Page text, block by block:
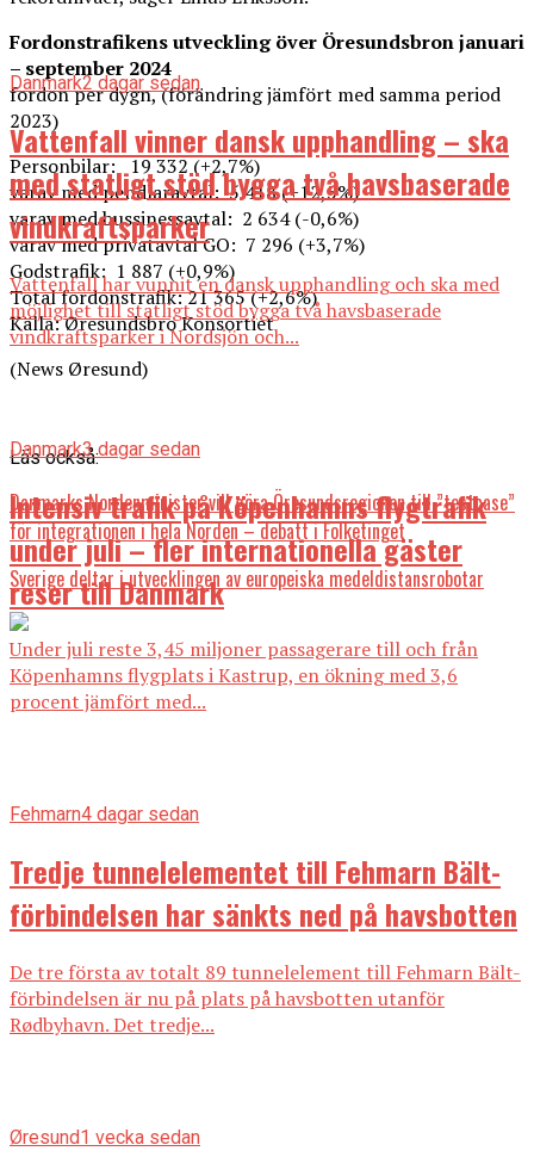
Fordonstrafikens utveckling över Öresundsbron januari
– september 2024
fordon per dygn, (förändring jämfört med samma period
2023)
Personbilar: 19 332 (+2,7%)
varav med pendlaravtal: 5 418 (+12,5%)
varav med bussinessavtal: 2 634 (-0,6%)
varav med privatavtal GO: 7 296 (+3,7%)
Godstrafik: 1 887 (+0,9%)
Total fordonstrafik: 21 365 (+2,6%)
Källa: Øresundsbro Konsortiet
(News Øresund)
Läs också:
Danmarks Nordenminister vill göra Öresundsregionen till ”testcase”
för integrationen i hela Norden – debatt i Folketinget
Sverige deltar i utvecklingen av europeiska medeldistansrobotar
Danmark2 dagar sedan
Vattenfall vinner dansk upphandling – ska
med statligt stöd bygga två havsbaserade
vindkraftsparker
Vattenfall har vunnit en dansk upphandling och ska med
möjlighet till statligt stöd bygga två havsbaserade
vindkraftsparker i Nordsjön och...
Danmark3 dagar sedan
Intensiv trafik på Köpenhamns flygtrafik
under juli – fler internationella gäster
reser till Danmark
Under juli reste 3,45 miljoner passagerare till och från
Köpenhamns flygplats i Kastrup, en ökning med 3,6
procent jämfört med...
Fehmarn4 dagar sedan
Tredje tunnelelementet till Fehmarn Bält-
förbindelsen har sänkts ned på havsbotten
De tre första av totalt 89 tunnelelement till Fehmarn Bält-
förbindelsen är nu på plats på havsbotten utanför
Rødbyhavn. Det tredje...
Øresund1 vecka sedan